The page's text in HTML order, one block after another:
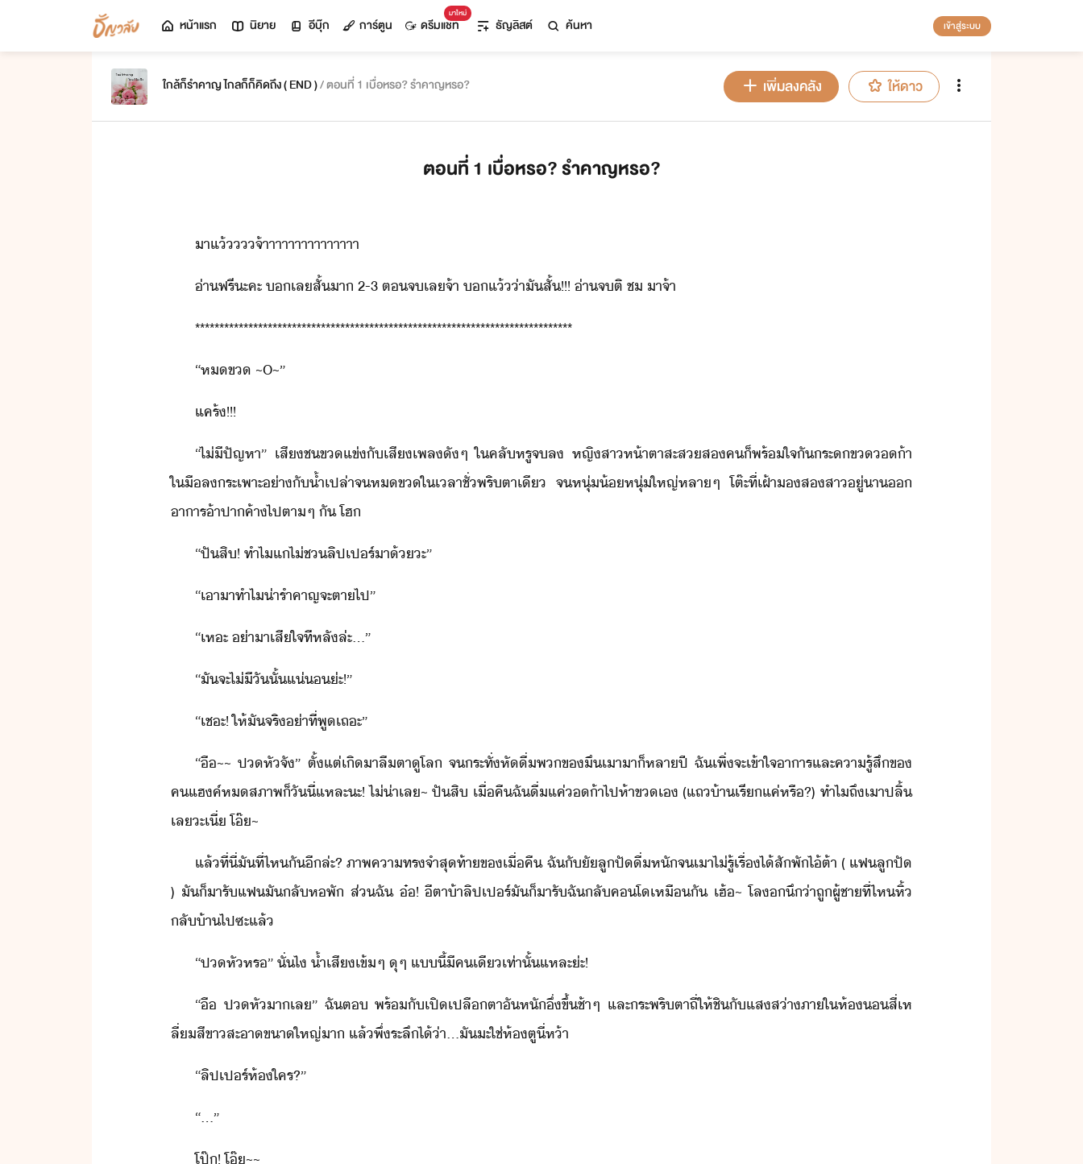
หน้าแรก นิยาย อีบุ๊ก การ์ตูน
มาใหม่
ดรีมแชท ธัญลิสต์ ค้นหา เข้าสู่ระบบ
ใกล้ก็รำคาญ ไกลก็ก็คิดถึง ( END​ ​)​/ ตอนที่ 1 เบื่อหรอ? รำคาญหรอ? เพิ่มลงคลัง ให้ดาว
ตอนที่ 1 เบื่อหรอ? รำคาญหรอ?
า​แ้​​จ​้าาาาาาาาาาาาาาา
่า​ฟรี​ะคะ​ ​​เล​สั้​า​ ​2-3​ ​ตจ​เล​จ้า​ ​​แ้​่า​ั​สั้​!​!​!​ ​่า​จ​ติ​ ​ช​ ​า​จ้า
******************************************************************************
“​ห​ข​ ​~​O​~​”
แคร​้​!​!​!
“​ไ่ีปัญหา​”​ ​เสี​ช​ข​แข่​ั​เสีเพล​ั​ๆ​ ​ใ​คลั​หรู​จ​ล​ ​หญิสา​ห้าตา​สะส​ส​ค​็​พร้ใจั​ระ​ข​้า​
ใ​ื​ล​ระเพาะ​่า​ั​้ำเปล่า​จ​ห​ข​ใ​เลา​ชั่พริตา​เี​ ​จ​หุ่้​หุ่​ใหญ่​หลา​ๆ​ ​โต๊ะ​ที่​เฝ้า​ส​สา​ู่​า​​
าาร​้าปาค้า​ไป​ตา​ๆ​ ​ั​ ​โฮ
“​ปั​สิ​!​ ​ทำไ​แ​ไ่​ช​ลิป​เปร์​า​้​ะ​”
“​เา​าทำ​ไ​่ารำคาญ​จะ​ตา​ไป​”
“​เหะ​ ​่า​า​เสีใจ​ทีหลั​ล่ะ​...​”
“​ั​จะ​ไ่ีั​ั้​แ่​่ะ​!​”
“​เชะ​!​ ​ให้​ั​จริ​่า​ที่​พู​เถะ​”
“​ื​~​~​ ​ปหั​จั​”​ ​ตั้แต่​เิ​า​ลืตา​ู​โล​ ​จระทั่​หั​ื่​พ​ขึเา​า​็​หลา​ปี​ ​ฉั​เพิ่จะ​เข้าใจ​าาร​และ​คารู้สึ​ข​
ค​แฮค์​หสภาพ​็​ัี​่​แหละ​ะ​!​ ​ไ่่าเล​~​ ​ปั​สิ​ ​เื่คื​ฉั​ื่​แค่​้า​ไป​ห้า​ข​เ​ ​(​แถ​้า​เรี​แค่​หรื​?)​ ​ทำไ​ถึ​เา​ปลิ้​
เล​ะ​เี่​ ​โ๊​~
แล้​ที่ี่​ั​ที่ไห​ั​ี​ล่ะ​?​ ​ภาพ​คาทรจำ​สุท้า​ข​เื่คื​ ​ฉั​ัั​ลู​ปั​ื่​หั​จ​เา​ไ่รู้​เรื่​ไ้​สัพั​ไ้​ต้า​ ​(​ ​แฟ​ลูปั​
​)​ ​ั​็​ารั​แฟ​ั​ลั​หพั​ ​ส่​ฉั​ ​๋​!​ ​ี​ตา​้า​ลิป​เปร์​ั​็​ารั​ฉั​ลั​คโ​เหืั​ ​เฮ้​~​ ​โล​​ึ​่า​ถู​ผู้ชา​ที่ไห​หิ้​
ลั้า​ไป​ซะ​แล้
“​ปหั​หร​”​ ​ั่ไ​ ​้ำเสี​เข้​ๆ​ ​ุ​ๆ​ ​แี้​ี​คเี​เท่าั้​แหละ​่ะ​!
“​ื​ ​ปหั​า​เล​”​ ​ฉั​ต​ ​พร้ั​เปิ​เปลืตา​ั​หั​ึ่​ขึ้​ช้าๆ​ ​และ​ระพริตา​ถี่​ให้​ชิ​ั​แสส่า​ภาใ​ห้​สี่เห
ลี่​สีขา​สะา​ขาใหญ่​า​ ​แล้​พึ่​ระลึ​ไ้​่า​...​ั​ะ​ใช่​ห้​ตูี​่​ห้า
“​ลิป​เปร์​ห้​ใคร​?​”
“​...​”
โป๊​!​ ​โ๊​~​~